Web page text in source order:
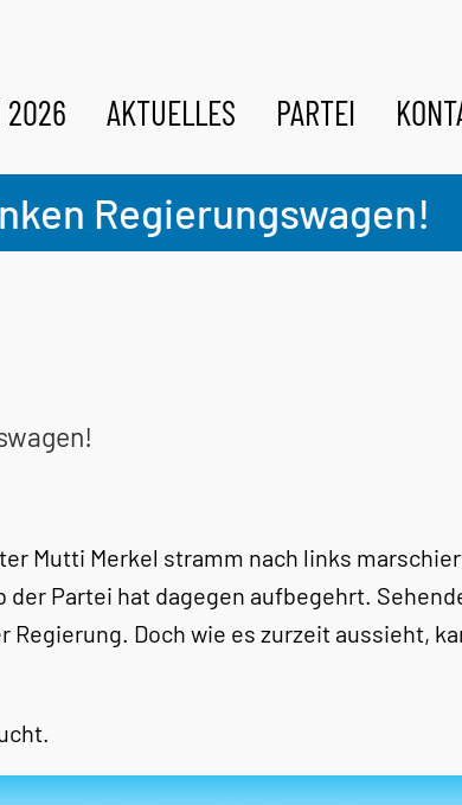
2026 AKTUELLES PARTEI
Regierungswagen!
Mutti Merkel stramm nach links
Partei hat dagegen aufbegehrt.
Regierung. Doch wie es zurzeit aussieht,